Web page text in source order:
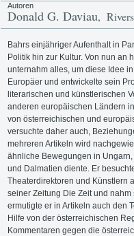
Autoren
Donald G. Daviau,
Bahrs einjähriger Aufenthalt in
Politik hin zur Kultur. Von nun an
unternahm alles, um diese Idee
Europäer und entwickelte sein
literarischen und künstlerischen
anderen europäischen Ländern
von österreichischen und
versuchte daher auch,
mehreren Artikeln wird
ähnliche Bewegungen in
und Dalmatien diente. Er
Theaterdirektoren und Künstlern
seiner Zeitung Die Zeit und
ermutigte er in Artikeln auch den
Hilfe von der österreichischen
Kommentaren gegen die